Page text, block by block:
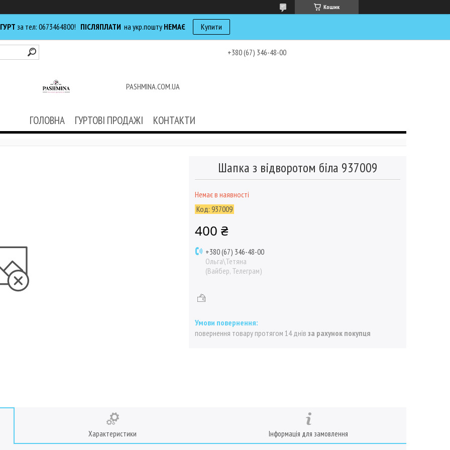
Кошик
за тел: 0673464800! ПІСЛЯПЛАТИ на укр.пошту НЕМАЄ Купити
+380 (67) 346-48-00
PASHMINA.COM.UA
ГОЛОВНА ГУРТОВІ ПРОДАЖІ КОНТАКТИ
Шапка з відворотом біла 937009
Немає в наявності
Код: 937009
400 ₴
+380 (67) 346-48-00
Ольга\Тетяна
(Вайбер, Телеграм)
повернення товару протягом 14 днів за рахунок покупця
Характеристики Інформація для замовлення